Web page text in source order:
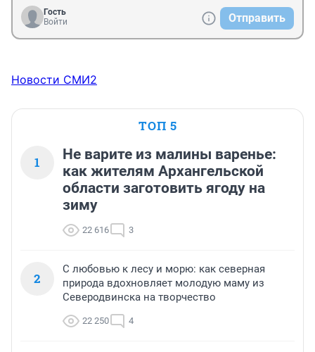
Гость
Войти
Отправить
Новости СМИ2
ТОП 5
1
Не варите из малины варенье:
как жителям Архангельской
области заготовить ягоду на
зиму
22 616 3
2
С любовью к лесу и морю: как северная
природа вдохновляет молодую маму из
Северодвинска на творчество
22 250 4